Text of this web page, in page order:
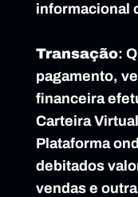
informacional
Transação:
pagamento,
financeira
Carteira
Plataforma
debitados
vendas e